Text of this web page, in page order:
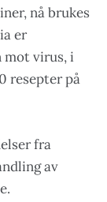
nå brukes
er
mot virus, i
resepter på
fra
av